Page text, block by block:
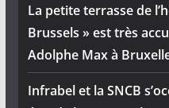
La petite terrasse de
Brussels » est très
Adolphe Max à
Infrabel et la SNCB